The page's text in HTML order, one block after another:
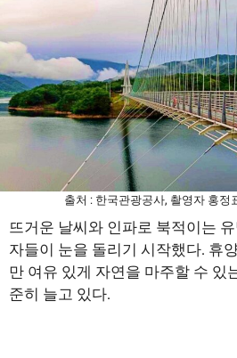
출처 : 한국관광공사, 촬영자 홍정
뜨거운 날씨와 인파로 북적이는
자들이 눈을 돌리기 시작했다. 휴
만 여유 있게 자연을 마주할 수 있
준히 늘고 있다.